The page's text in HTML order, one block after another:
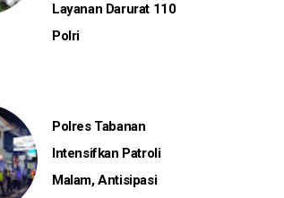
Layanan Darurat 110
Polri
Polres Tabanan
Intensifkan Patroli
Malam, Antisipasi